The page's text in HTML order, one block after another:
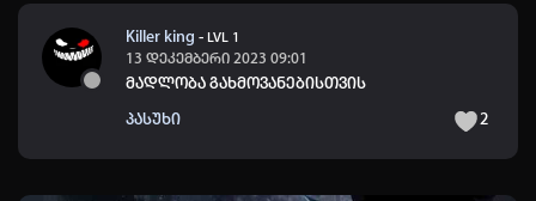
Killer king - LVL 1
13 დეკემბერი 2023 09:01
მადლობა გახმოვანებისთვის
პასუხი 2